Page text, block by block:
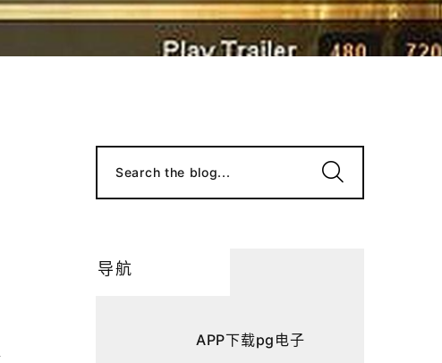
Search the blog...
导航
APP下载pg电子